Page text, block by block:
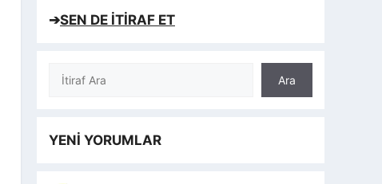
➔SEN DE İTİRAF ET
Ara
Ara
YENİ YORUMLAR